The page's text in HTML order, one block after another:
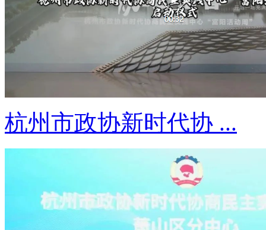
杭州市政协新时代协 ...